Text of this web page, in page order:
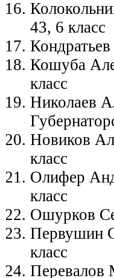
43, 6 класс
Кошуба
класс
Николаев
Новиков
класс
Олифер
класс
Ошурков
Первушин
класс
Перевалов